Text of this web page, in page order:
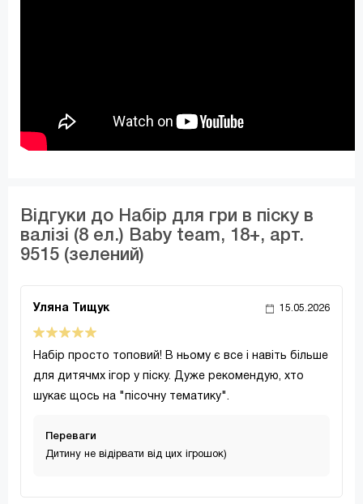
Відгуки до Набір для гри в піску в
валізі (8 ел.) Baby team, 18+, арт.
9515 (зелений)
Уляна Тищук 15.05.2026
Набір просто топовий! В ньому є все і навіть більше
для дитячмх ігор у піску. Дуже рекомендую, хто
шукає щось на "пісочну тематику".
Переваги
Дитину не відірвати від цих ігрошок)